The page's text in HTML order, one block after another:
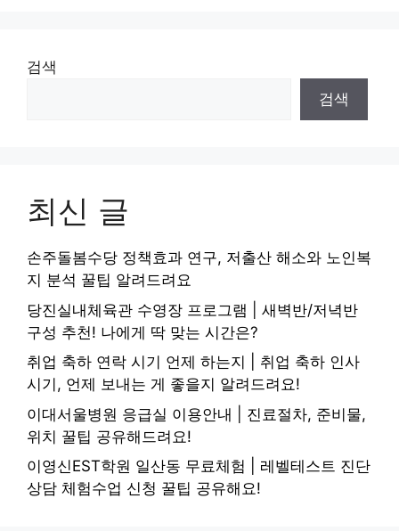
검색
검색
최신 글
손주돌봄수당 정책효과 연구, 저출산 해소와 노인복
지 분석 꿀팁 알려드려요
당진실내체육관 수영장 프로그램 | 새벽반/저녁반
구성 추천! 나에게 딱 맞는 시간은?
취업 축하 연락 시기 언제 하는지 | 취업 축하 인사
시기, 언제 보내는 게 좋을지 알려드려요!
이대서울병원 응급실 이용안내 | 진료절차, 준비물,
위치 꿀팁 공유해드려요!
이영신EST학원 일산동 무료체험 | 레벨테스트 진단
상담 체험수업 신청 꿀팁 공유해요!